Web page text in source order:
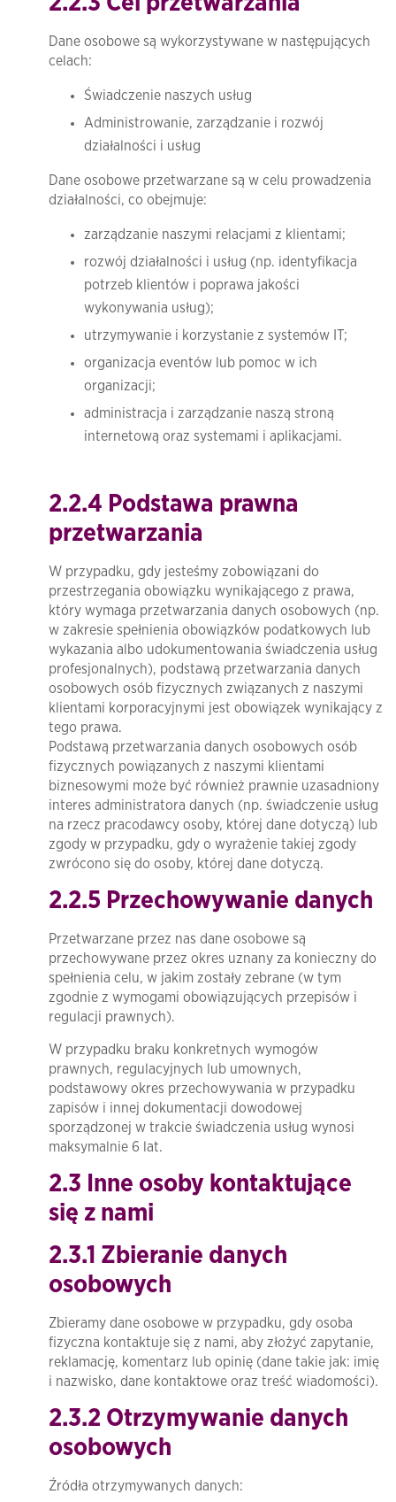
Dane osobowe są wykorzystywane w następujących
celach:
Świadczenie naszych usług
Administrowanie, zarządzanie i rozwój
działalności i usług
Dane osobowe przetwarzane są w celu prowadzenia
działalności, co obejmuje:
zarządzanie naszymi relacjami z klientami;
rozwój działalności i usług (np. identyfikacja
potrzeb klientów i poprawa jakości
wykonywania usług);
utrzymywanie i korzystanie z systemów IT;
organizacja eventów lub pomoc w ich
organizacji;
administracja i zarządzanie naszą stroną
internetową oraz systemami i aplikacjami.
2.2.4 Podstawa prawna
przetwarzania
W przypadku, gdy jesteśmy zobowiązani do
przestrzegania obowiązku wynikającego z prawa,
który wymaga przetwarzania danych osobowych (np.
w zakresie spełnienia obowiązków podatkowych lub
wykazania albo udokumentowania świadczenia usług
profesjonalnych), podstawą przetwarzania danych
osobowych osób fizycznych związanych z naszymi
klientami korporacyjnymi jest obowiązek wynikający z
tego prawa.
Podstawą przetwarzania danych osobowych osób
fizycznych powiązanych z naszymi klientami
biznesowymi może być również prawnie uzasadniony
interes administratora danych (np. świadczenie usług
na rzecz pracodawcy osoby, której dane dotyczą) lub
zgody w przypadku, gdy o wyrażenie takiej zgody
zwrócono się do osoby, której dane dotyczą.
2.2.5 Przechowywanie danych
Przetwarzane przez nas dane osobowe są
przechowywane przez okres uznany za konieczny do
spełnienia celu, w jakim zostały zebrane (w tym
zgodnie z wymogami obowiązujących przepisów i
regulacji prawnych).
W przypadku braku konkretnych wymogów
prawnych, regulacyjnych lub umownych,
podstawowy okres przechowywania w przypadku
zapisów i innej dokumentacji dowodowej
sporządzonej w trakcie świadczenia usług wynosi
maksymalnie 6 lat.
2.3 Inne osoby kontaktujące
się z nami
2.3.1 Zbieranie danych
osobowych
Zbieramy dane osobowe w przypadku, gdy osoba
fizyczna kontaktuje się z nami, aby złożyć zapytanie,
reklamację, komentarz lub opinię (dane takie jak: imię
i nazwisko, dane kontaktowe oraz treść wiadomości).
2.3.2 Otrzymywanie danych
osobowych
Źródła otrzymywanych danych: